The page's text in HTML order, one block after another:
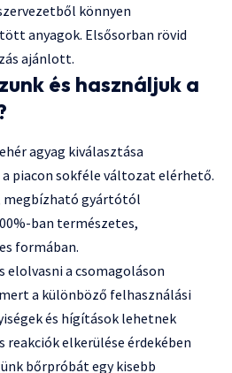
könnyen
anyagok. Elsősorban rövid
ajánlott.
és használjuk a
agyag kiválasztása
piacon sokféle változat elérhető.
megbízható gyártótól
ban természetes,
formában.
a csomagoláson
a különböző felhasználási
és hígítások lehetnek
reakciók elkerülése érdekében
bőrpróbát egy kisebb